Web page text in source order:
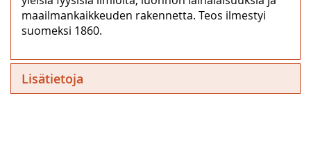
maailmankaikkeuden rakennetta. Teos ilmestyi
suomeksi 1860.
Lisätietoja